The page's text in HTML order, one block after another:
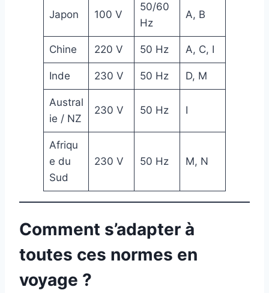
Japon 100 V
50/60
Hz
A, B
Chine 220 V 50 Hz A, C, I
Inde 230 V 50 Hz D, M
Austral
ie / NZ
230 V 50 Hz I
Afriqu
e du
Sud
230 V 50 Hz M, N
Comment s’adapter à
toutes ces normes en
voyage ?